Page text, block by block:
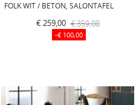
FOLK WIT / BETON, SALONTAFEL
€ 259,00 € 359,00
-€ 100,00